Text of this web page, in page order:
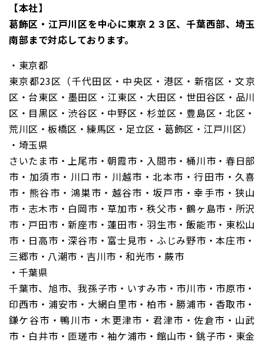
【本社】
葛飾区・江戸川区を中心に東京２３区、千葉西部、埼玉
南部まで対応しております。
・東京都
東京都23区（千代田区・中央区・港区・新宿区・文京
区・台東区・墨田区・江東区・大田区・世田谷区・品川
区・目黒区・渋谷区・中野区・杉並区・豊島区・北区・
荒川区・板橋区・練馬区・足立区・葛飾区・江戸川区）
・埼玉県
さいたま市・上尾市・朝霞市・入間市・桶川市・春日部
市・加須市・川口市・川越市・北本市・行田市・久喜
市・熊谷市・鴻巣市・越谷市・坂戸市・幸手市・狭山
市・志木市・白岡市・草加市・秩父市・鶴ヶ島市・所沢
市・戸田市・新座市・蓮田市・羽生市・飯能市・東松山
市・日高市・深谷市・富士見市・ふじみ野市・本庄市・
三郷市・八潮市・吉川市・和光市・蕨市
・千葉県
千葉市、旭市、我孫子市・いすみ市・市川市・市原市・
印西市・浦安市・大網白里市・柏市・勝浦市・香取市・
鎌ケ谷市・鴨川市・木更津市・君津市・佐倉市・山武
市・白井市・匝瑳市・袖ケ浦市・館山市・銚子市・東金